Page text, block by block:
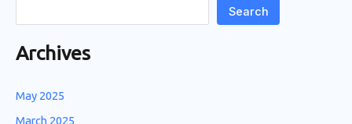
Search
Archives
May 2025
March 2025